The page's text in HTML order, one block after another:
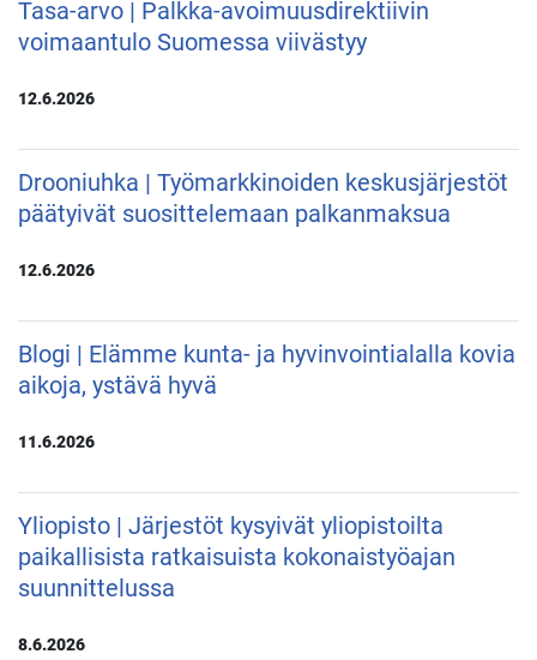
Tasa-arvo | Palkka-avoimuusdirektiivin
voimaantulo Suomessa viivästyy
12.6.2026
Drooniuhka | Työmarkkinoiden keskusjärjestöt
päätyivät suosittelemaan palkanmaksua
12.6.2026
Blogi | Elämme kunta- ja hyvinvointialalla kovia
aikoja, ystävä hyvä
11.6.2026
Yliopisto | Järjestöt kysyivät yliopistoilta
paikallisista ratkaisuista kokonaistyöajan
suunnittelussa
8.6.2026